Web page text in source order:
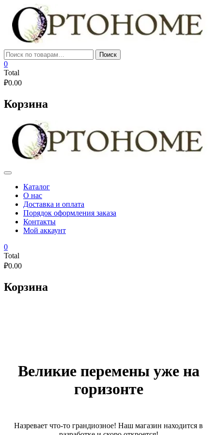
content
Искать: Поиск
0
Total
₽0.00
Корзина
Каталог
О нас
Доставка и оплата
Порядок оформления заказа
Контакты
Мой аккаунт
0
Total
₽0.00
Корзина
Великие перемены уже на
горизонте
Назревает что-то грандиозное! Наш магазин находится в